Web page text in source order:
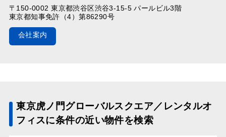
〒150-0002 東京都渋谷区渋谷3-15-5 パールビル3階
東京都知事免許（4）第86290号
会社案内
東京虎ノ門グローバルスクエア／レンタルオ
フィスに条件の近い物件を検索